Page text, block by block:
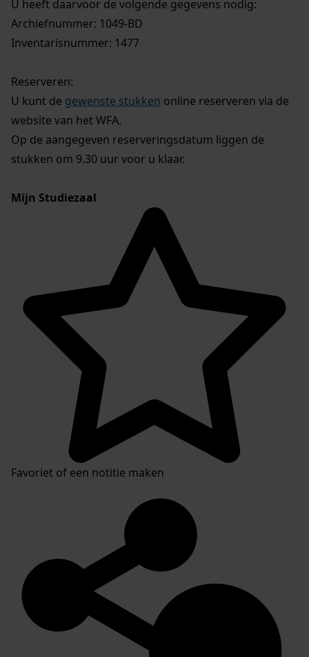
U heeft daarvoor de volgende gegevens nodig:
Archiefnummer: 1049-BD
Inventarisnummer: 1477
Reserveren:
U kunt de gewenste stukken online reserveren via de
website van het WFA.
Op de aangegeven reserveringsdatum liggen de
stukken om 9.30 uur voor u klaar.
Mijn Studiezaal
Favoriet of een notitie maken